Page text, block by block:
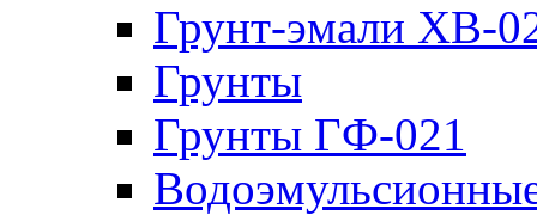
Грунт-эмали ХВ-
Грунты
Грунты ГФ-021